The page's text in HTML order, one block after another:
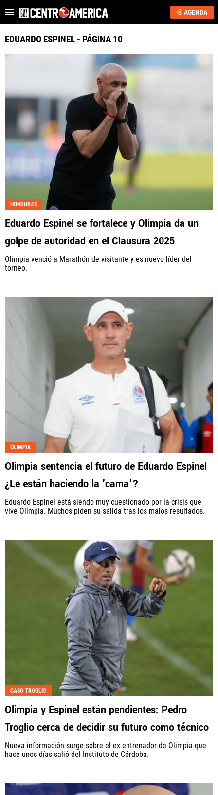
AGENDA
Critican a Washington Ortega
ÚLTIMAS NOTICIAS
ALAJUELENSE
KEYLOR NAVAS
COSTA RICA
HONDURAS
EL SALVADOR
PANAMÁ
NICARAGUA
QUIENES SOMOS | STAFF CONTACTO
Términos y Condiciones
Políticas de Privacidad
Política Editorial
Ad Choices
Fútbol Centroamérica, al igual que Futbol Sites, es
una compañía perteneciente a Better Collective.
EDUARDO ESPINEL - PÁGINA 10
HONDURAS
Eduardo Espinel se fortalece y Olimpia da un
golpe de autoridad en el Clausura 2025
Olimpia venció a Marathón de visitante y es nuevo líder del
torneo.
OLIMPIA
Olimpia sentencia el futuro de Eduardo Espinel
¿Le están haciendo la 'cama'?
Eduardo Espinel está siendo muy cuestionado por la crisis que
vive Olimpia. Muchos piden su salida tras los malos resultados.
CASO TROGLIO
Olimpia y Espinel están pendientes: Pedro
Troglio cerca de decidir su futuro como técnico
Nueva información surge sobre el ex entrenador de Olimpia que
hace unos días salió del Instituto de Córdoba.